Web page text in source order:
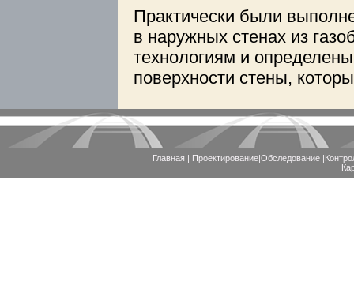
Практически были
в наружных стенах из
технологиям и
поверхности стены,
Главная | Проектирование|Обследование |